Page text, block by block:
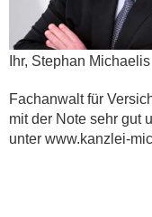
Ihr, Stephan Michaelis
Fachanwalt für
mit der Note sehr gut
unter www.kanzlei-